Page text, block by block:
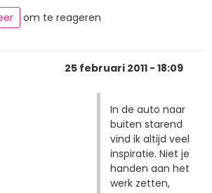
om te reageren
25 februari 2011 - 18:09
In de auto naar
buiten starend
vind ik altijd veel
inspiratie. Niet je
handen aan het
werk zetten,